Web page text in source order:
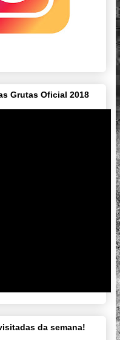
Grutas Oficial 2018
da semana!